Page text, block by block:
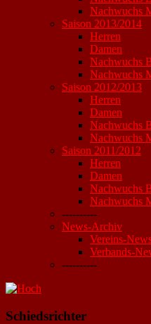
Nachwuchs
Saison 2013/2014
Herren
Damen
Nachwuchs
Nachwuchs
Saison 2012/2013
Herren
Damen
Nachwuchs
Nachwuchs
Saison 2011/2012
Herren
Damen
Nachwuchs
Nachwuchs
----------
News-Archiv
Vereins-
Verbands-
----------
Schiedsrichter